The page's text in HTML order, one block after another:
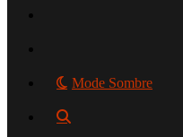
Mode Sombre